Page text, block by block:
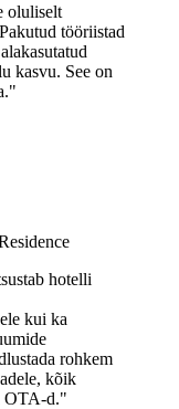
oluliselt
tööriistad
kasvu. See on
hotelli
kui ka
rohkem
kõik
OTA-d."